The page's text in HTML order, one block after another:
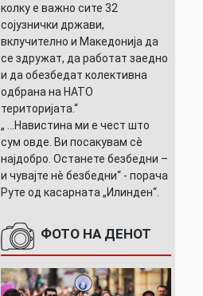
колку е важно сите 32
сојузнички држави,
вклучително и Македонија да
се здружат, да работат заедно
и да обезбедат колективна
одбрана на НАТО
територијата.“
„ ...Навистина ми е чест што
сум овде. Ви посакувам сè
најдобро. Останете безбедни –
и чувајте нè безбедни“ - порача
Руте од касарната „Илинден“.
ФОТО НА ДЕНОТ